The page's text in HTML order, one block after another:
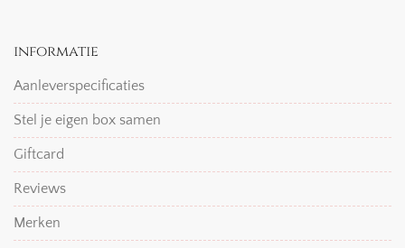
informatie
Aanleverspecificaties
Stel je eigen box samen
Giftcard
Reviews
Merken